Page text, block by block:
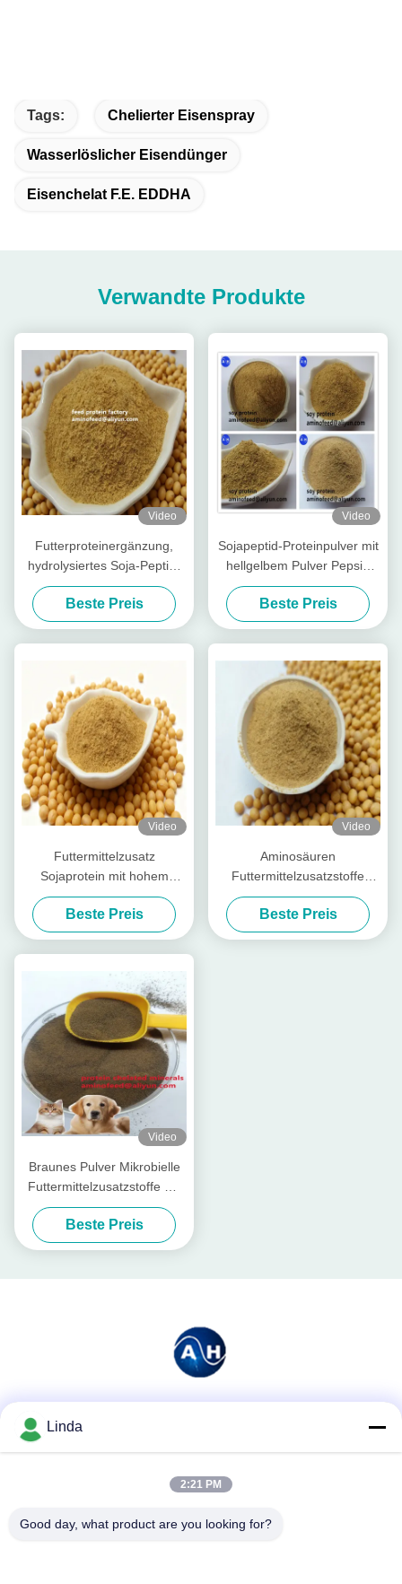
Tags: Chelierter Eisenspray
Wasserlöslicher Eisendünger
Eisenchelat F.E. EDDHA
Verwandte Produkte
Video
Futterproteinergänzung,
hydrolysiertes Soja-Peptid-
Proteinpulver mit
Rohprotein, 50 % Soja-
Duftfabrik
Beste Preis
Video
Sojapeptid-Proteinpulver mit
hellgelbem Pulver Pepsin
Verdaulichkeit mehr als 90%
Beste Preis
Video
Futtermittelzusatz
Sojaprotein mit hohem
Rohproteingehalt 50% und
säurelöslichem Protein für
Stück-Tierfutter und
Futtermittel für Nutztiere
Beste Preis
Video
Aminosäuren
Futtermittelzusatzstoffe
Rohprotein mit hoher
Pepsinverdaulichkeit zur
umfassenden Tierernährung
Beste Preis
Video
Braunes Pulver Mikrobielle
Futtermittelzusatzstoffe mit
rohem Protein 70% in der
Futtermittelversorgung von
Wiederkäuern
Beste Preis
Linda
2:21 PM
Good day, what product are you looking for?